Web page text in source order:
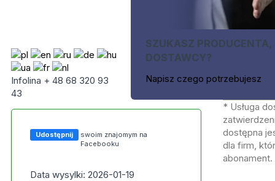
Infolina + 48 68 320 93
43
SZUKASZ PRODUCENTA,
DOSTAWCY?
Napisz czego potrzebujesz
Udostępnij
swoim znajomym na
Facebooku
Data wysylki: 2026-01-19
* Usługa
dostępna
dla firm,
abonament.